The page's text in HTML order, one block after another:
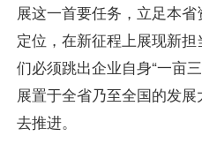
展这一首要任务，立足本
定位，在新征程上展现新
们必须跳出企业自身“一亩
展置于全省乃至全国的发展
去推进。